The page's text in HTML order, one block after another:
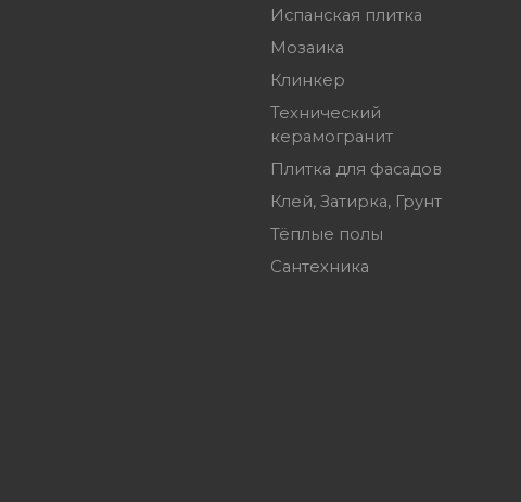
Испанская плитка
Мозаика
Клинкер
Технический
керамогранит
Плитка для фасадов
Клей, Затирка, Грунт
Тёплые полы
Сантехника